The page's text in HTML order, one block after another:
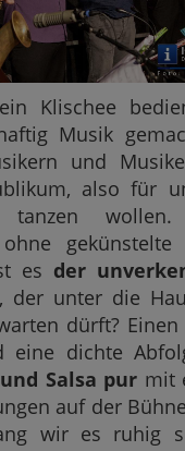
Klischee
Musik
und
also für
wollen.
gekünstelte
es der
, der unter die
dürft? Einen
eine dichte
Salsa pur mit
auf der
wir es ruhig